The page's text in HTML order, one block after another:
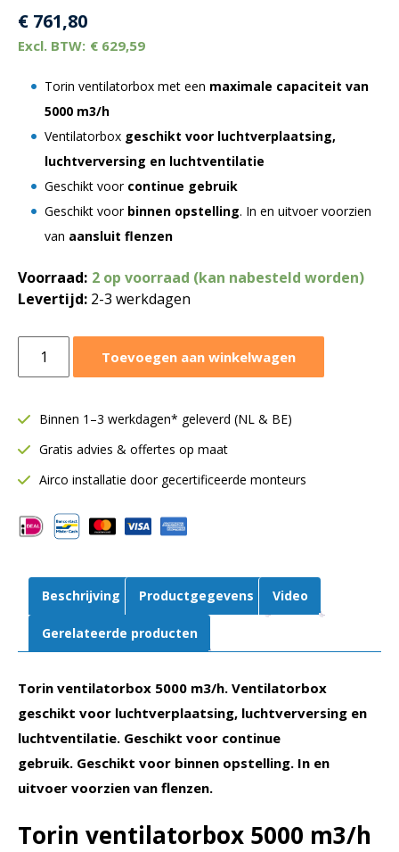
€ 761,80
€ 629,59
Torin ventilatorbox met een maximale capaciteit van
5000 m3/h
Ventilatorbox geschikt voor luchtverplaatsing,
luchtverversing en luchtventilatie
Geschikt voor continue gebruik
Geschikt voor binnen opstelling. In en uitvoer voorzien
van aansluit flenzen
Voorraad: 2 op voorraad (kan nabesteld worden)
Levertijd: 2-3 werkdagen
ventilatorbox
m³/h
Enkelwandig
|
321-
241
Toevoegen aan winkelwagen
Binnen 1–3 werkdagen* geleverd (NL & BE)
Gratis advies & offertes op maat
Airco installatie door gecertificeerde monteurs
Beschrijving Productgegevens Video
Gerelateerde producten
Torin ventilatorbox 5000 m3/h. Ventilatorbox
geschikt voor luchtverplaatsing, luchtverversing en
luchtventilatie. Geschikt voor continue
gebruik. Geschikt voor binnen opstelling. In en
uitvoer voorzien van flenzen.
Torin ventilatorbox 5000 m3/h